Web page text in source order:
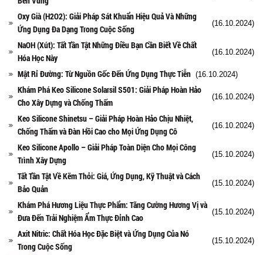
Oxy Già (H2O2): Giải Pháp Sát Khuẩn Hiệu Quả Và Những
Ứng Dụng Đa Dạng Trong Cuộc Sống
(16.10.2024)
NaOH (Xút): Tất Tần Tật Những Điều Bạn Cần Biết Về Chất
Hóa Học Này
(16.10.2024)
Mật Rỉ Đường: Từ Nguồn Gốc Đến Ứng Dụng Thực Tiễn (16.10.2024)
Khám Phá Keo Silicone Solarsil S501: Giải Pháp Hoàn Hảo
Cho Xây Dựng và Chống Thấm
(16.10.2024)
Keo Silicone Shinetsu – Giải Pháp Hoàn Hảo Chịu Nhiệt,
Chống Thấm và Đàn Hồi Cao cho Mọi Ứng Dụng Cô
(16.10.2024)
Keo Silicone Apollo – Giải Pháp Toàn Diện Cho Mọi Công
Trình Xây Dựng
(15.10.2024)
Tất Tần Tật Về Kẽm Thỏi: Giá, Ứng Dụng, Kỹ Thuật và Cách
Bảo Quản
(15.10.2024)
Khám Phá Hương Liệu Thực Phẩm: Tăng Cường Hương Vị và
Đưa Đến Trải Nghiệm Ẩm Thực Đỉnh Cao
(15.10.2024)
Axit Nitric: Chất Hóa Học Đặc Biệt và Ứng Dụng Của Nó
Trong Cuộc Sống
(15.10.2024)